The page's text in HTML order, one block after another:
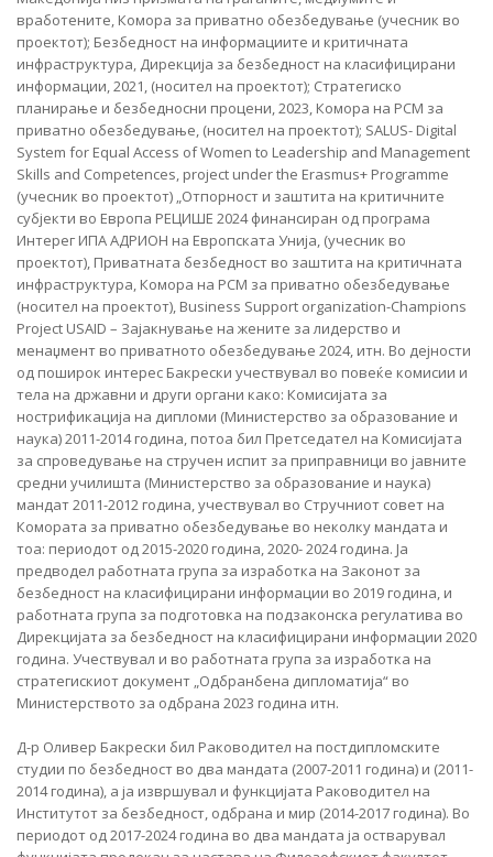
вработените, Комора за приватно обезбедување (учесник во
проектот); Безбедност на информациите и критичната
инфраструктура, Дирекција за безбедност на класифицирани
информации, 2021, (носител на проектот); Стратегиско
планирање и безбедносни процени, 2023, Комора на РСМ за
приватно обезбедување, (носител на проектот); SALUS- Digital
System for Equal Access of Women to Leadership and Management
Skills and Competences, project under the Erasmus+ Programme
(учесник во проектот) „Отпорност и заштита на критичните
субјекти во Европа РЕЦИШЕ 2024 финансиран од програма
Интерег ИПА АДРИОН на Европската Унија, (учесник во
проектот), Приватната безбедност во заштита на критичната
инфраструктура, Комора на РСМ за приватно обезбедување
(носител на проектот), Business Support organization-Champions
Project USAID – Зајакнување на жените за лидерство и
менаџмент во приватното обезбедување 2024, итн. Во дејности
од поширок интерес Бакрески учествувал во повеќе комисии и
тела на државни и други органи како: Комисијата за
нострификација на дипломи (Министерство за образование и
наука) 2011-2014 година, потоа бил Претседател на Комисијата
за спроведување на стручен испит за приправници во јавните
средни училишта (Министерство за образование и наука)
мандат 2011-2012 година, учествувал во Стручниот совет на
Комората за приватно обезбедување во неколку мандата и
тоа: периодот од 2015-2020 година, 2020- 2024 година. Ја
предводел работната група за изработка на Законот за
безбедност на класифицирани информации во 2019 година, и
работната група за подготовка на подзаконска регулатива во
Дирекцијата за безбедност на класифицирани информации 2020
година. Учествувал и во работната група за изработка на
стратегискиот документ „Одбранбена дипломатија“ во
Министерството за одбрана 2023 година итн.
Д-р Оливер Бакрески бил Раководител на постдипломските
студии по безбедност во два мандата (2007-2011 година) и (2011-
2014 година), а ја извршувал и функцијата Раководител на
Институтот за безбедност, одбрана и мир (2014-2017 година). Во
периодот од 2017-2024 година во два мандата ја остварувал